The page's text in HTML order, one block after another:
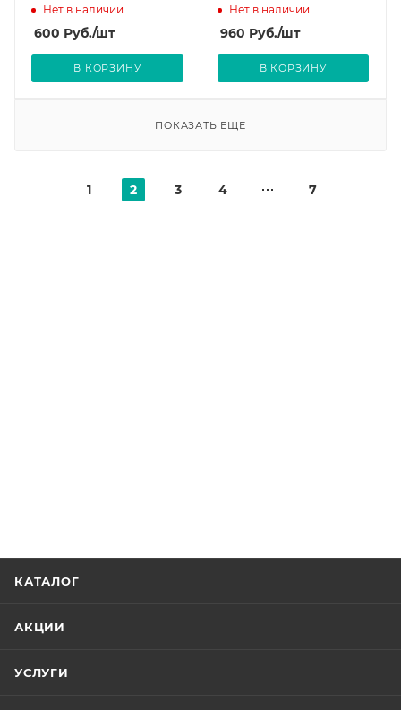
Нет в наличии
600 Руб./шт
В КОРЗИНУ
Нет в наличии
960 Руб./шт
В КОРЗИНУ
ПОКАЗАТЬ ЕЩЕ
1 2 3 4 7
КАТАЛОГ
АКЦИИ
УСЛУГИ